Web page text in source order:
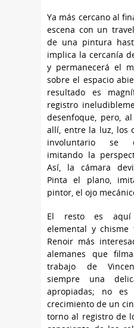
Ya más cercano al
escena con un
de una pintura
implica la cercanía
y permanecerá el
sobre el espacio
resultado es
registro
desenfoque, pero,
allí, entre la luz, los
involuntario se
imitando la
Así, la cámara
Pinta el plano,
pintor, el ojo
El resto es aquí
elemental y
Renoir más
alemanes que
trabajo de
siempre una
apropiadas; no
crecimiento de un
torno al registro de